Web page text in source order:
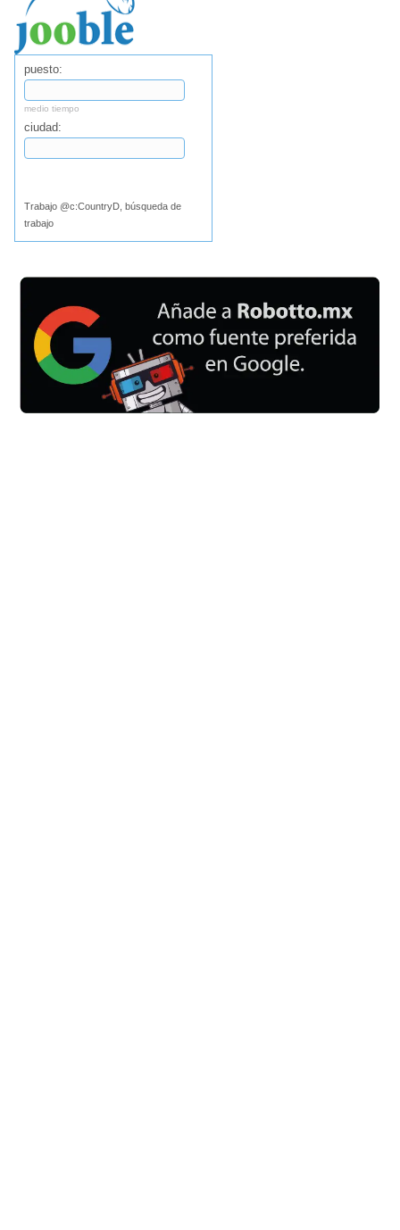
puesto:
medio tiempo
ciudad:
Trabajo @c:CountryD, búsqueda de
trabajo